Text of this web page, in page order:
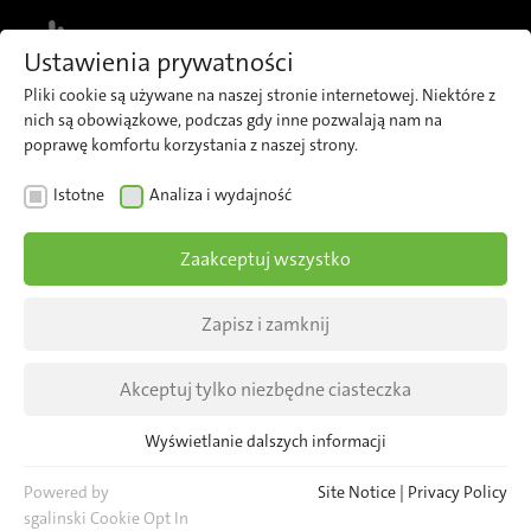
Inteligentne systemy
transportu publicznego:
Przyszłość transportu
Wraz z globalnym wzrostem rozwoju miast,
potrzebują one coraz bardziej niezawodnych,
inteligentnych i wydajnych systemów
Ustawienia prywatności
Pliki cookie są używane na naszej stronie internetowej. Niektóre z
nich są obowiązkowe, podczas gdy inne pozwalają nam na
poprawę komfortu korzystania z naszej strony.
Istotne Analiza i wydajność
Zaakceptuj wszystko
Zapisz i zamknij
Akceptuj tylko niezbędne ciasteczka
Niezbędne pliki cookie są wymagane dla podstawowych funkcji
strony internetowej. Zapewnia to prawidłowe funkcjonowanie
Wyświetlanie dalszych informacji
Powered by
sgalinski Cookie Opt In
Site Notice | Privacy Policy